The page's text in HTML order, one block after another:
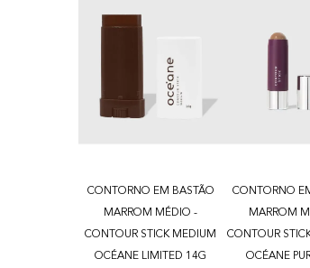
CONTORNO EM BASTÃO
MARROM MÉDIO -
CONTOUR STICK MEDIUM
OCÉANE LIMITED 14G
CONTORNO
MARROM
CONTOUR
OCÉANE